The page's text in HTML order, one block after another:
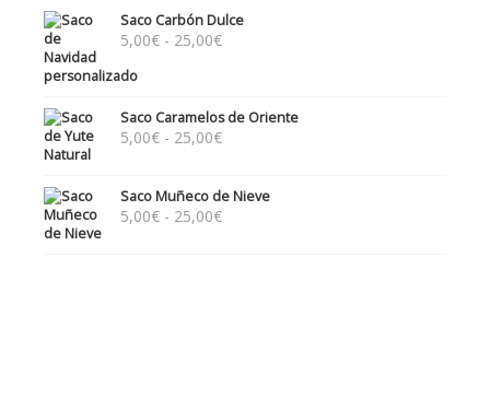
5,00€
hasta
Saco Carbón Dulce
5,00€ - 25,00€Rango
5,00€
hasta
Saco Caramelos de Oriente
5,00€ - 25,00€Rango
desde
5,00€
Saco Muñeco de Nieve
5,00€ - 25,00€Rango